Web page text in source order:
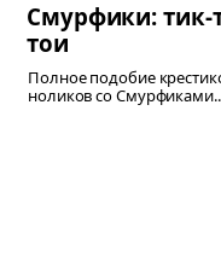
Смурфики: тик-
тои
Полное подобие
ноликов со